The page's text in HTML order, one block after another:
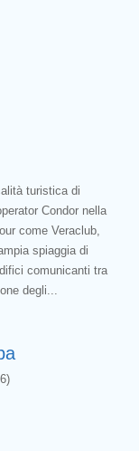
turistica di
Condor nella
come Veraclub,
spiaggia di
comunicanti tra
degli...
)